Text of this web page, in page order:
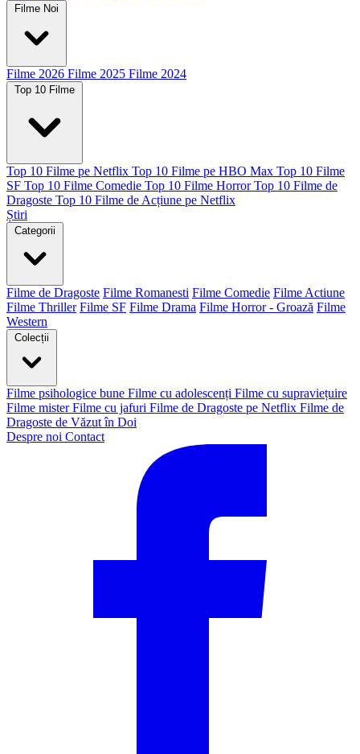
Filme Noi
Filme 2026 Filme 2025 Filme 2024
Top 10 Filme
Top 10 Filme pe Netflix Top 10 Filme pe HBO Max Top 10 Filme
SF Top 10 Filme Comedie Top 10 Filme Horror Top 10 Filme de
Dragoste Top 10 Filme de Acțiune pe Netflix
Știri
Categorii
Filme de Dragoste Filme Romanesti Filme Comedie Filme Actiune
Filme Thriller Filme SF Filme Drama Filme Horror - Groază Filme
Western
Colecții
Filme psihologice bune Filme cu adolescenți Filme cu supraviețuire
Filme mister Filme cu jafuri Filme de Dragoste pe Netflix Filme de
Dragoste de Văzut în Doi
Despre noi Contact